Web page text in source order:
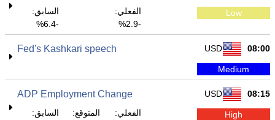
Low
الفعلي:
-2.9%
السابق:
-6.4%
08:00
USD
Fed's Kashkari speech
Medium
08:15
USD
ADP Employment Change
High
الفعلي:
المتوقع:
السابق: